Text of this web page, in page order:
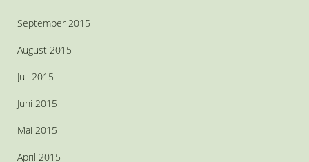
September 2015
August 2015
Juli 2015
Juni 2015
Mai 2015
April 2015